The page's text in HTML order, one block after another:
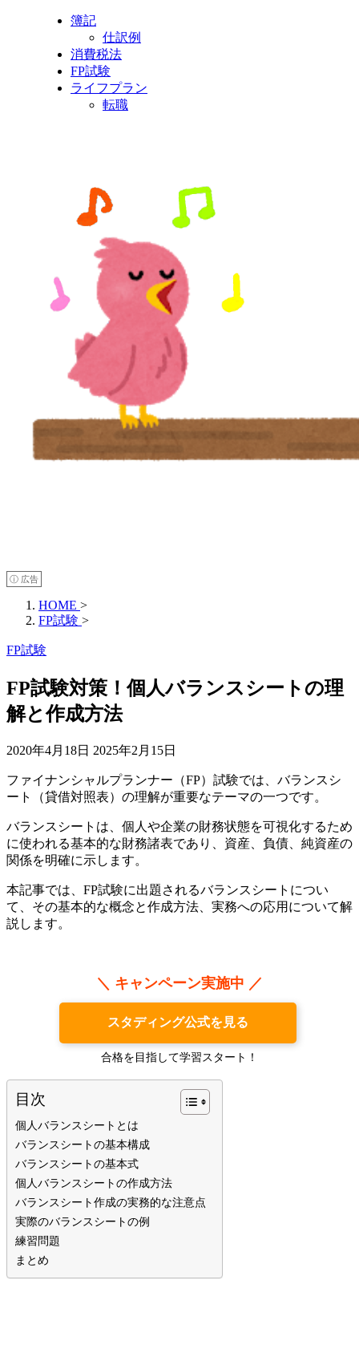
簿記
仕訳例
消費税法
FP試験
ライフプラン
転職
ⓘ 広告
HOME >
FP試験 >
FP試験
FP試験対策！個人バランスシートの理
解と作成方法
2020年4月18日 2025年2月15日
ファイナンシャルプランナー（FP）試験では、バランスシ
ート（貸借対照表）の理解が重要なテーマの一つです。
バランスシートは、個人や企業の財務状態を可視化するため
に使われる基本的な財務諸表であり、資産、負債、純資産の
関係を明確に示します。
本記事では、FP試験に出題されるバランスシートについ
て、その基本的な概念と作成方法、実務への応用について解
説します。
＼ キャンペーン実施中 ／
スタディング公式を見る
合格を目指して学習スタート！
目次
個人バランスシートとは
バランスシートの基本構成
バランスシートの基本式
個人バランスシートの作成方法
バランスシート作成の実務的な注意点
実際のバランスシートの例
練習問題
まとめ